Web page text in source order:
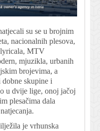
su se u brojnim
nacionalnih plesova,
lyricala, MTV
mjuzikla, urbanih
brojevima, a
skupine i
u dvije lige, onoj jačoj
plesačima dala
je vrhunska